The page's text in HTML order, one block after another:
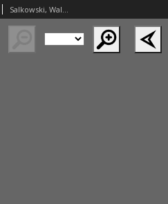
Salkowski, Walenty